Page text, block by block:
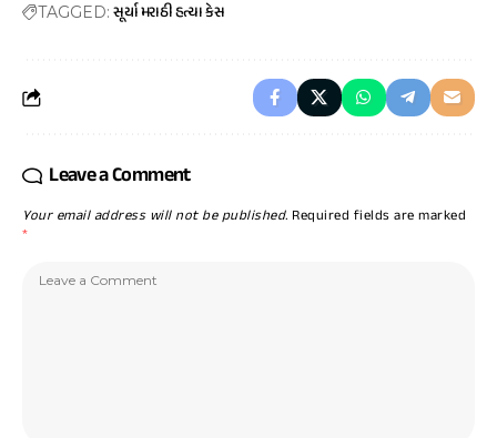
TAGGED: સૂર્યા મરાઠી હત્યા કેસ
Leave a Comment
Your email address will not be published. Required fields are marked
*